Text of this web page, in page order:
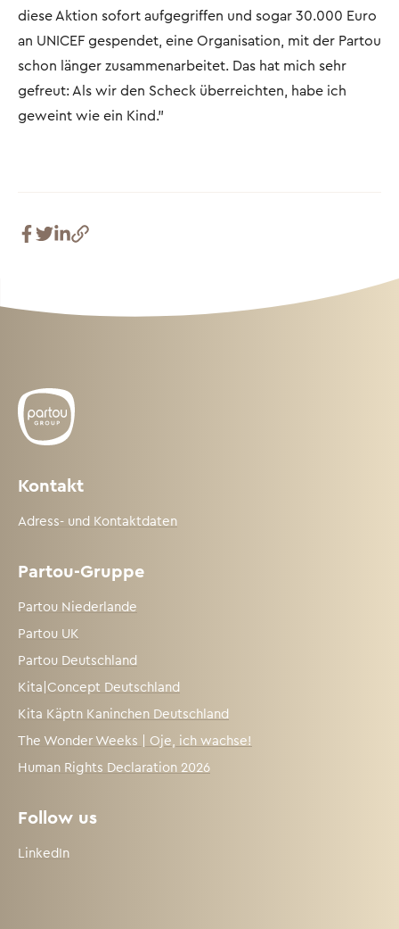
diese Aktion sofort aufgegriffen und sogar 30.000 Euro
an UNICEF gespendet, eine Organisation, mit der Partou
schon länger zusammenarbeitet. Das hat mich sehr
gefreut: Als wir den Scheck überreichten, habe ich
geweint wie ein Kind."
Kontakt
Adress- und Kontaktdaten
Partou-Gruppe
Partou Niederlande
Partou UK
Partou Deutschland
Kita|Concept Deutschland
Kita Käptn Kaninchen Deutschland
The Wonder Weeks | Oje, ich wachse!
Human Rights Declaration 2026
Follow us
LinkedIn